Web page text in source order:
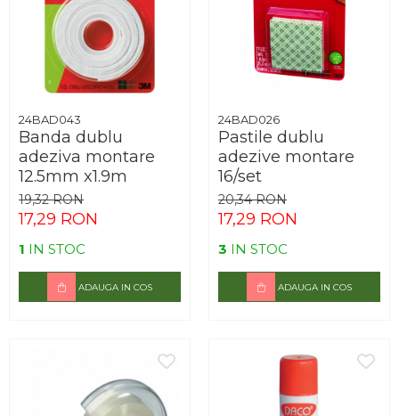
24BAD043
Banda dublu
adeziva montare
12.5mm x1.9m
19,32 RON
17,29 RON
1 IN STOC
ADAUGA IN COS
24BAD026
Pastile dublu
adezive montare
16/set
20,34 RON
17,29 RON
3 IN STOC
ADAUGA IN COS